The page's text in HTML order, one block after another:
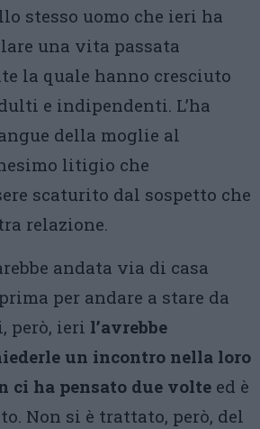
stesso uomo che ieri ha
una vita passata
la quale hanno cresciuto
e indipendenti. L’ha
della moglie al
litigio che
scaturito dal sospetto che
relazione.
andata via di casa
per andare a stare da
però, ieri l’avrebbe
un incontro nella loro
ci ha pensato due volte ed è
Non si è trattato, però, del